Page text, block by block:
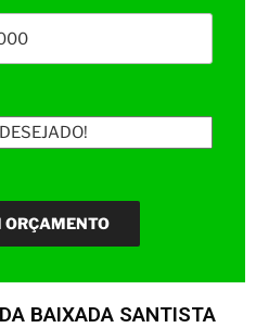
BAIXADA SANTISTA